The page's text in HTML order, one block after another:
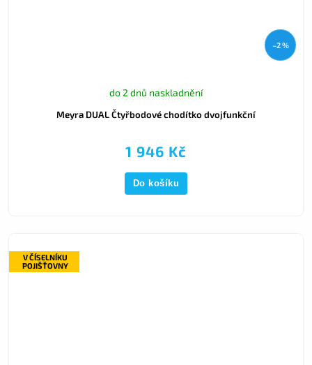
–2 %
Meyra DUAL Čtyřbodové chodítko dvojfunkční
do 2 dnů naskladnění
1 946 Kč
Do košíku
V ČÍSELNÍKU
POJIŠŤOVNY